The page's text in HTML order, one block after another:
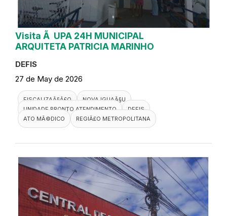
Visita Ã UPA 24H MUNICIPAL
ARQUITETA PATRICIA MARINHO
DEFIS
27 de May de 2026
FISCALIZAÃ§Ã£O
NOVA IGUAÃ§U
UNIDADE PRONTO ATENDIMENTO
DEFIS
ATO MÃ©DICO
REGIÃ£O METROPOLITANA